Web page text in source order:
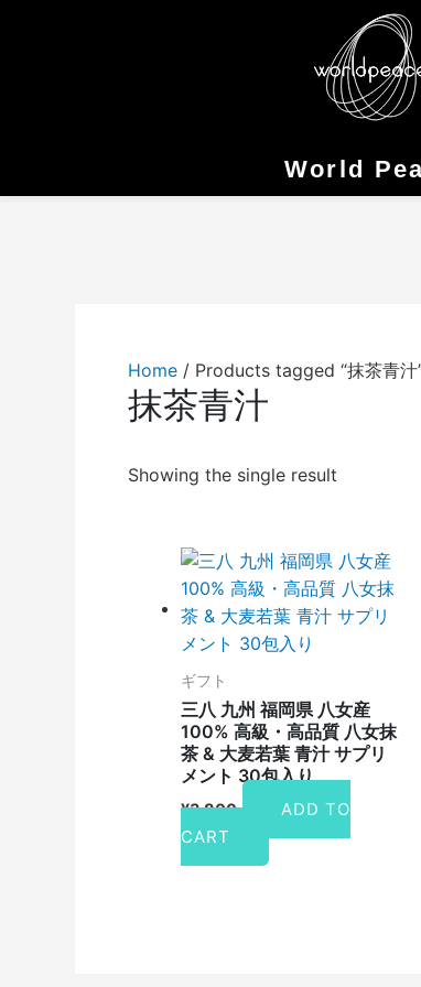
World
Home / Products tagged “抹茶青汁
抹茶青汁
Showing the single result
ギフト
三八 九州 福岡県 八女産
100% 高級・高品質 八女抹
茶 & 大麦若葉 青汁 サプリ
メント 30包入り
¥3,800
ADD TO
CART